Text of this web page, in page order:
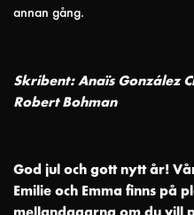
annan gång.
Skribent: Anaïs González
Robert Bohman
God jul och gott nytt år!
Emilie och Emma finns på